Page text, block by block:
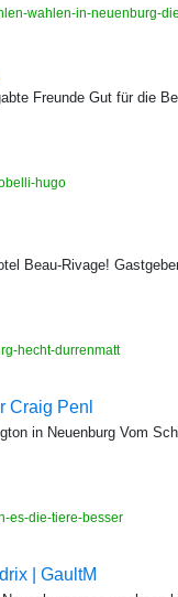
wahlen-in-neuenburg-
Freunde Gut für die
hugo
Beau-Rivage!
hecht-durrenmatt
Craig Penl
in Neuenburg Vom
es-die-tiere-besser
| GaultM